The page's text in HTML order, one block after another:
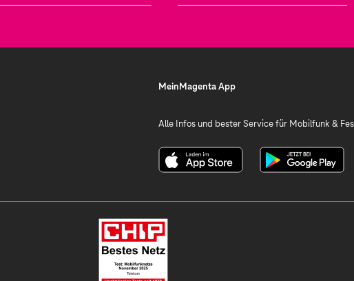
MeinMagenta App
Alle Infos und bester Service für Mobilfunk &